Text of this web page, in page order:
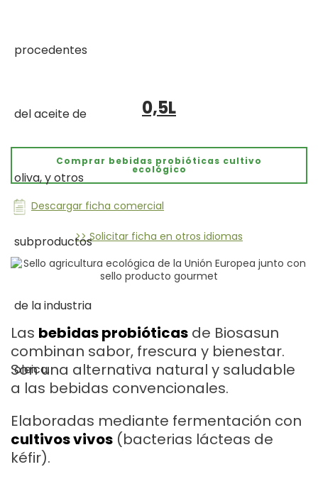
0,5L
Comprar bebidas probióticas cultivo
ecológico
Descargar ficha comercial
>> Solicitar ficha en otros idiomas
Las bebidas probióticas de Biosasun
combinan sabor, frescura y bienestar.
Son una alternativa natural y saludable
a las bebidas convencionales.
Elaboradas mediante fermentación con
cultivos vivos (bacterias lácteas de
kéfir).